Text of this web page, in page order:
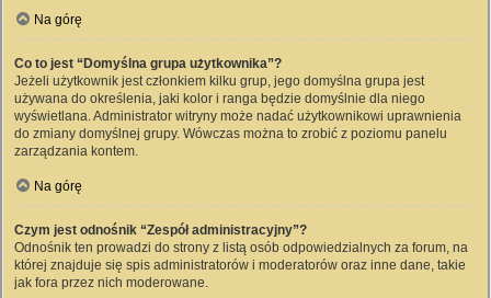
Na górę
Co to jest “Domyślna grupa użytkownika”?
Jeżeli użytkownik jest członkiem kilku grup, jego domyślna grupa jest
używana do określenia, jaki kolor i ranga będzie domyślnie dla niego
wyświetlana. Administrator witryny może nadać użytkownikowi uprawnienia
do zmiany domyślnej grupy. Wówczas można to zrobić z poziomu panelu
zarządzania kontem.
Na górę
Czym jest odnośnik “Zespół administracyjny”?
Odnośnik ten prowadzi do strony z listą osób odpowiedzialnych za forum, na
której znajduje się spis administratorów i moderatorów oraz inne dane, takie
jak fora przez nich moderowane.